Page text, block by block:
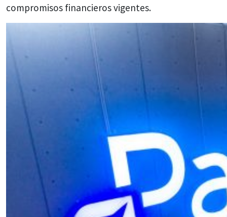
compromisos financieros vigentes.